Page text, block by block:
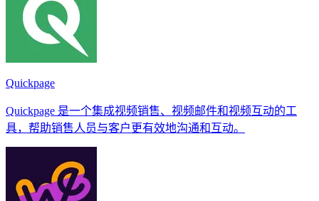
Quickpage
Quickpage 是一个集成视频销售、视频邮件和视频互动的工
具，帮助销售人员与客户更有效地沟通和互动。